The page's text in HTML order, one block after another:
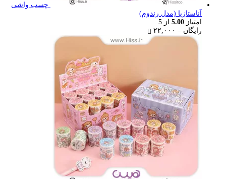
چسب واشی
آناستازیا (مدل رندوم)
امتیاز 5.00 از 5
رایگان – ۲۲,۰۰۰
range:
رایگان